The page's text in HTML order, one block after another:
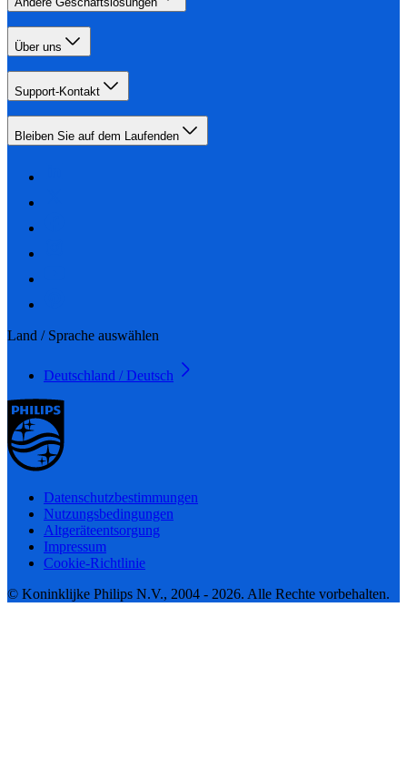
Über uns
Support-Kontakt
Bleiben Sie auf dem Laufenden
Land / Sprache auswählen
Deutschland / Deutsch
Datenschutzbestimmungen
Nutzungsbedingungen
Altgeräteentsorgung
Impressum
Cookie-Richtlinie
© Koninklijke Philips N.V., 2004 - 2026. Alle Rechte vorbehalten.